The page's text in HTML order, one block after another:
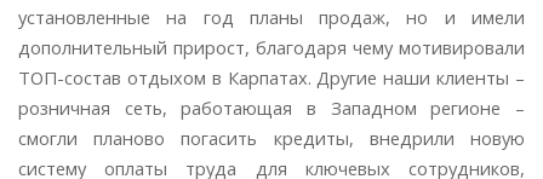
установленные на год планы продаж, но и имели
дополнительный прирост, благодаря чему мотивировали
ТОП-состав отдыхом в Карпатах. Другие наши клиенты –
розничная сеть, работающая в Западном регионе –
смогли планово погасить кредиты, внедрили новую
систему оплаты труда для ключевых сотрудников,